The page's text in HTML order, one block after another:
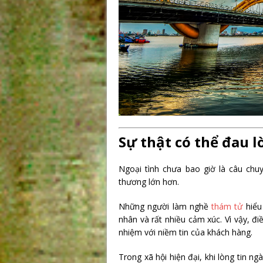
Sự thật có thể đau
Ngoại tình chưa bao giờ là câu
thương lớn hơn.
Những người làm nghềthám tửhiểu
nhân và rất nhiều cảm xúc. Vì vậy,
nhiệm với niềm tin của khách hàng.
Trong xã hội hiện đại, khi lòng tin